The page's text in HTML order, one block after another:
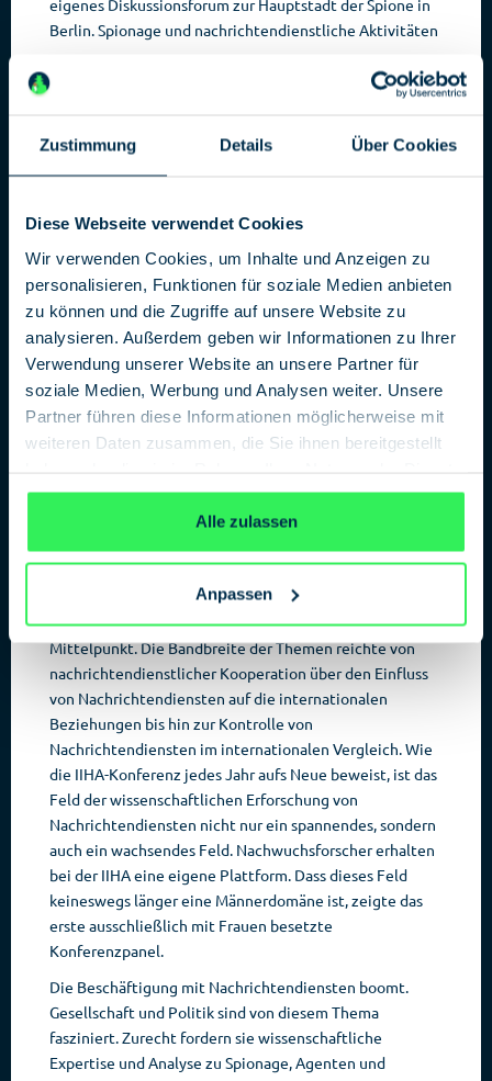
Zustimmung Details Über Cookies
Diese Webseite verwendet Cookies
Wir verwenden Cookies, um Inhalte und Anzeigen zu
personalisieren, Funktionen für soziale Medien anbieten
zu können und die Zugriffe auf unsere Website zu
analysieren. Außerdem geben wir Informationen zu Ihrer
Verwendung unserer Website an unsere Partner für
soziale Medien, Werbung und Analysen weiter. Unsere
Partner führen diese Informationen möglicherweise mit
weiteren Daten zusammen, die Sie ihnen bereitgestellt
gesammelt haben.Datenschutzerklärung
Alle zulassen
Anpassen
eigenes Diskussionsforum zur Hauptstadt der Spione in
Berlin. Spionage und nachrichtendienstliche Aktivitäten
waren und sind ein immer wieder anzutreffendes
Phänomen in der deutschen Hauptstadt. Die meisten
der Vortragenden konzentrierten sich dabei auf die Zeit
des Kalten Krieges.
Die Erinnerungen von Bruce M. MacKay, selbst als
Nachrichtenoffizier der US-Army in Berlin stationiert,
trugen zum Beispiel die Überschrift: „West-Berlin:
der Themenauswahl
Die bundesdeutsche Hauptstadt und generell
Deutschland stand bei den weiteren Betrachtungen im
Mittelpunkt. Die Bandbreite der Themen reichte von
nachrichtendienstlicher Kooperation über den Einfluss
von Nachrichtendiensten auf die internationalen
Beziehungen bis hin zur Kontrolle von
Nachrichtendiensten im internationalen Vergleich. Wie
die IIHA-Konferenz jedes Jahr aufs Neue beweist, ist das
Feld der wissenschaftlichen Erforschung von
Nachrichtendiensten nicht nur ein spannendes, sondern
auch ein wachsendes Feld. Nachwuchsforscher erhalten
bei der IIHA eine eigene Plattform. Dass dieses Feld
keineswegs länger eine Männerdomäne ist, zeigte das
erste ausschließlich mit Frauen besetzte
Konferenzpanel.
Die Beschäftigung mit Nachrichtendiensten boomt.
Gesellschaft und Politik sind von diesem Thema
fasziniert. Zurecht fordern sie wissenschaftliche
Expertise undAnalyse zu Spionage, Agenten und